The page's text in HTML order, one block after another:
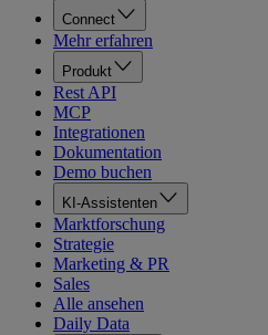
Connect
Mehr erfahren
Produkt
Rest API
MCP
Integrationen
Dokumentation
Demo buchen
KI-Assistenten
Marktforschung
Strategie
Marketing & PR
Sales
Alle ansehen
Daily Data